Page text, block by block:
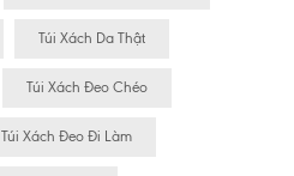
Túi Xách Da Thật
Túi Xách Đeo Chéo
Túi Xách Đeo Đi Làm